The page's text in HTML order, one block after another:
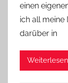
einen
ich all meine
darüber in
Weiterlesen